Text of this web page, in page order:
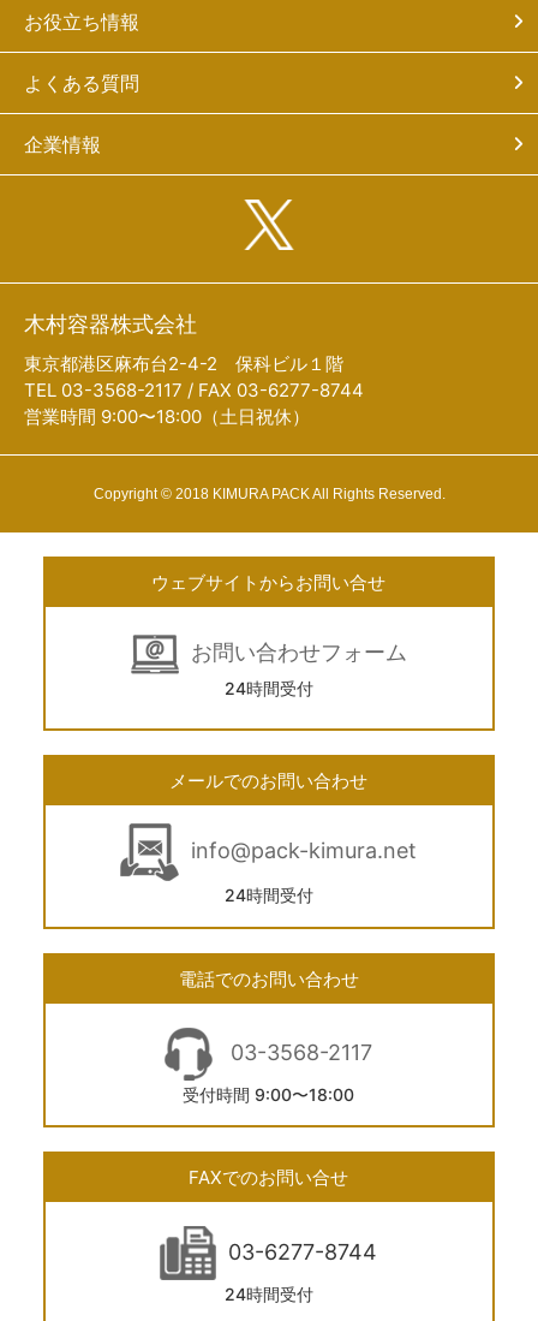
お役立ち情報
よくある質問
企業情報
木村容器株式会社
東京都港区麻布台2-4-2 保科ビル１階
TEL 03-3568-2117 / FAX 03-6277-8744
営業時間 9:00〜18:00（土日祝休）
Copyright © 2018 KIMURA PACK All Rights Reserved.
ウェブサイトからお問い合せ
お問い合わせフォーム
24時間受付
メールでのお問い合わせ
info@pack-kimura.net
24時間受付
電話でのお問い合わせ
03-3568-2117
受付時間 9:00〜18:00
FAXでのお問い合せ
03-6277-8744
24時間受付